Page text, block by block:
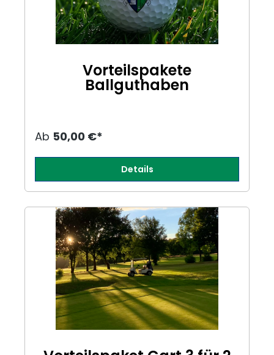
Vorteilspakete
Ballguthaben
Ab 50,00 €*
Details